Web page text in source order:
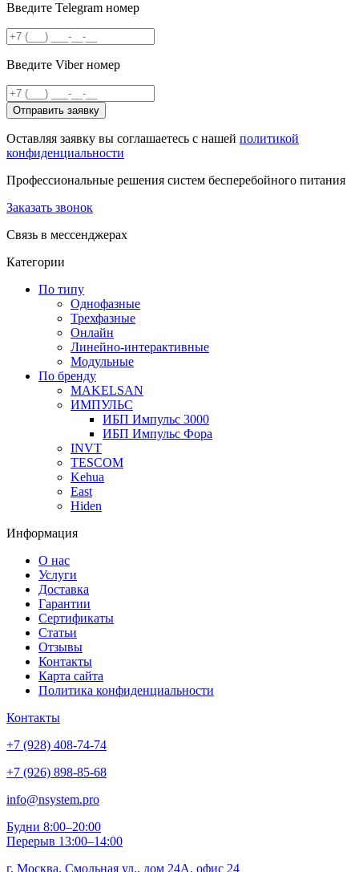
Введите Telegram номер
Введите Viber номер
Отправить заявку
Оставляя заявку вы соглашаетесь с нашей политикой
конфиденциальности
Профессиональные решения систем бесперебойного питания
Заказать звонок
Связь в мессенджерах
Категории
По типу
Однофазные
Трехфазные
Онлайн
Линейно-интерактивные
Модульные
По бренду
MAKELSAN
ИМПУЛЬС
ИБП Импульс 3000
ИБП Импульс Фора
INVT
TESCOM
Kehua
East
Hiden
Информация
О нас
Услуги
Доставка
Гарантии
Сертификаты
Статьи
Отзывы
Контакты
Карта сайта
Политика конфиденциальности
Контакты
+7 (928) 408-74-74
+7 (926) 898-85-68
info@nsystem.pro
Будни 8:00–20:00
Перерыв 13:00–14:00
г. Москва, Смольная ул., дом 24А, офис 24